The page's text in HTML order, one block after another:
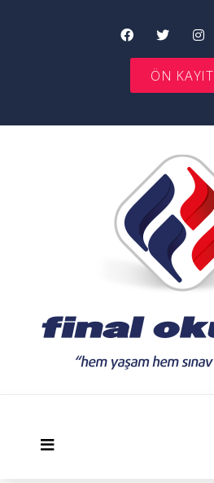
ÖN KAYIT